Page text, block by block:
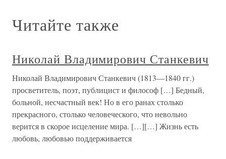
Читайте также
Николай Владимирович Станкевич
Николай Владимирович Станкевич (1813—1840 гг.)
просветитель, поэт, публицист и философ […] Бедный,
больной, несчастный век! Но в его ранах столько
прекрасного, столько человеческого, что невольно
верится в скорое исцеление мира. […][…] Жизнь есть
любовь, любовью поддерживается